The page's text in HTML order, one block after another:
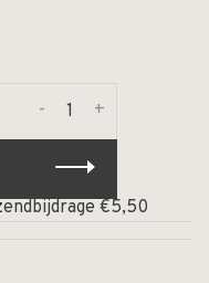
+
-
€5,50